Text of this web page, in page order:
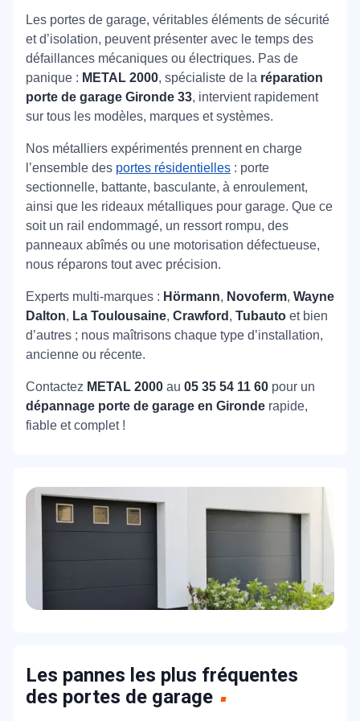
conformes et des procédés modernes.
Les portes de garage, véritables éléments de sécurité
et d’isolation, peuvent présenter avec le temps des
défaillances mécaniques ou électriques. Pas de
panique : METAL 2000, spécialiste de la réparation
porte de garage Gironde 33, intervient rapidement
sur tous les modèles, marques et systèmes.
Nos métalliers expérimentés prennent en charge
l’ensemble des portes résidentielles : porte
sectionnelle, battante, basculante, à enroulement,
ainsi que les rideaux métalliques pour garage. Que ce
soit un rail endommagé, un ressort rompu, des
panneaux abîmés ou une motorisation défectueuse,
nous réparons tout avec précision.
Experts multi-marques : Hörmann, Novoferm, Wayne
Dalton, La Toulousaine, Crawford , Tubauto et bien
d’autres ; nous maîtrisons chaque type d’installation,
ancienne ou récente.
Contactez METAL 2000 au 05 35 54 11 60 pour un
dépannage porte de garage en Gironde rapide,
fiable et complet !
Les pannes les plus fréquentes
des portes de garage